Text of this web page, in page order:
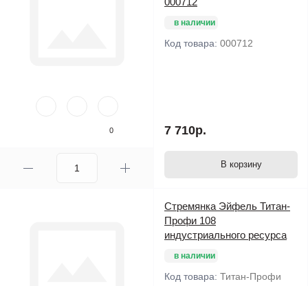
0
в наличии
Код товара: 000712
7 710р.
В корзину
Стремянка Эйфель Титан-
Профи 108
индустриального ресурса
в наличии
Код товара: Титан-Профи